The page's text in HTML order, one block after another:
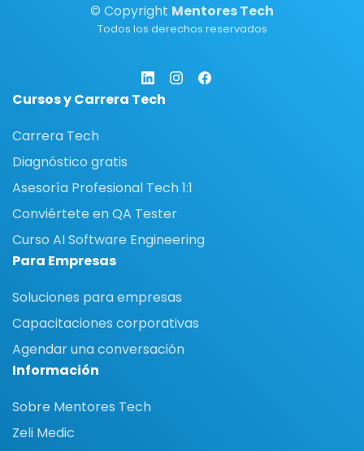
© Copyright Mentores Tech
Todos los derechos reservados
Cursos y Carrera Tech
Carrera Tech
Diagnóstico gratis
Asesoría Profesional Tech 1:1
Conviértete en QA Tester
Curso AI Software Engineering
Para Empresas
Soluciones para empresas
Capacitaciones corporativas
Agendar una conversación
Información
Sobre Mentores Tech
Zeli Medic